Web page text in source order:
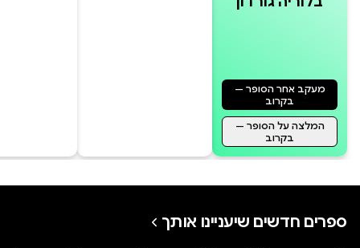
מעקב אחר הסופר —
בקרוב
המלצה על הסופר —
בקרוב
ספרים חדשים שיעניינו אותך